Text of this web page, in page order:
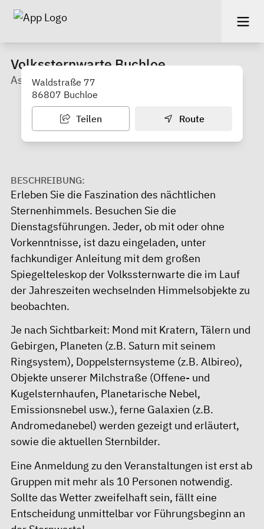
Volkssternwarte Buchloe
Astronomische Gesellschaft Buchloe e.V.
Waldstraße 77
86807 Buchloe
Teilen Route
BESCHREIBUNG:
Erleben Sie die Faszination des nächtlichen
Sternenhimmels. Besuchen Sie die
Dienstagsführungen. Jeder, ob mit oder ohne
Vorkenntnisse, ist dazu eingeladen, unter
fachkundiger Anleitung mit dem großen
Spiegelteleskop der Volkssternwarte die im Lauf
der Jahreszeiten wechselnden Himmelsobjekte zu
beobachten.
Je nach Sichtbarkeit: Mond mit Kratern, Tälern und
Gebirgen, Planeten (z.B. Saturn mit seinem
Ringsystem), Doppelsternsysteme (z.B. Albireo),
Objekte unserer Milchstraße (Offene- und
Kugelsternhaufen, Planetarische Nebel,
Emissionsnebel usw.), ferne Galaxien (z.B.
Andromedanebel) werden gezeigt und erläutert,
sowie die aktuellen Sternbilder.
Eine Anmeldung zu den Veranstaltungen ist erst ab
Gruppen mit mehr als 10 Personen notwendig.
Sollte das Wetter zweifelhaft sein, fällt eine
Entscheidung unmittelbar vor Führungsbeginn an